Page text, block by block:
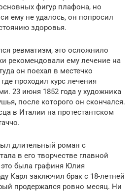
фигур плафона, но
ему не удалось, он попросил
здоровья.
ревматизм, это осложнило
рекомендовали ему лечение на
он поехал в местечко
проходил курс лечения
23 июня 1852 года у художника
после которого он скончался.
в Италии на протестантском
длительный роман с
в его творчестве главной
была графиня Юлия
Карл заключил брак с 18-летней
продержался ровно месяц. Ни